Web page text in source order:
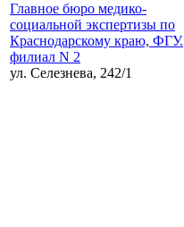
Главное бюро медико-
социальной экспертизы по
Краснодарскому краю, ФГУ.
филиал N 2
ул. Селезнева, 242/1